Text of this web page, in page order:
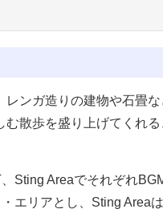
ンガ造りの建物や石畳
散歩を盛り上げてくれ
Sting Areaでそれぞれ
エリアとし、Sting Area